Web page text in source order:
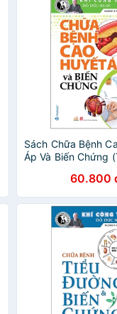
Sách Chữa Bệnh
Áp Và Biến Chứng
60.800